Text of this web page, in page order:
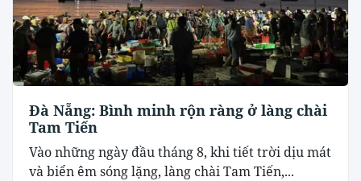
Đà Nẵng: Bình minh rộn ràng ở làng chài
Tam Tiến
Vào những ngày đầu tháng 8, khi tiết trời dịu mát
và biển êm sóng lặng, làng chài Tam Tiến,...